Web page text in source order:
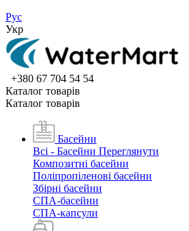
Рус
Укр
+380 67 704 54 54
Каталог товарiв
Каталог товарiв
Басейни
Всі - Басейни Переглянути
Композитні басейни
Поліпропіленові басейни
Збірні басейни
СПА-басейни
СПА-капсули